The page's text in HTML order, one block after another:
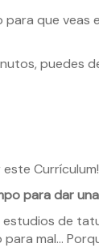
que veas
puedes
para dar
estudios de
mal…